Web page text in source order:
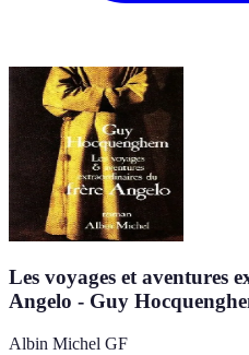
Les voyages et aventures
Angelo - Guy
Albin Michel GF